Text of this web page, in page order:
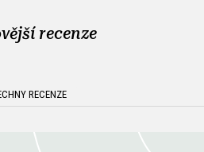
recenze
RECENZE